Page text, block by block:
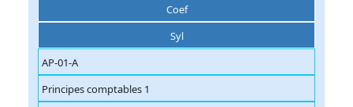
Coef
Syl
AP-01-A
Principes comptables 1